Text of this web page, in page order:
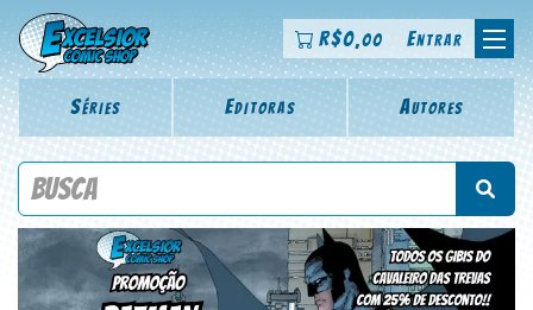
R$0,00 Entrar
Séries Editoras Autores
Procure por título da revista, personagem, série, escritor,